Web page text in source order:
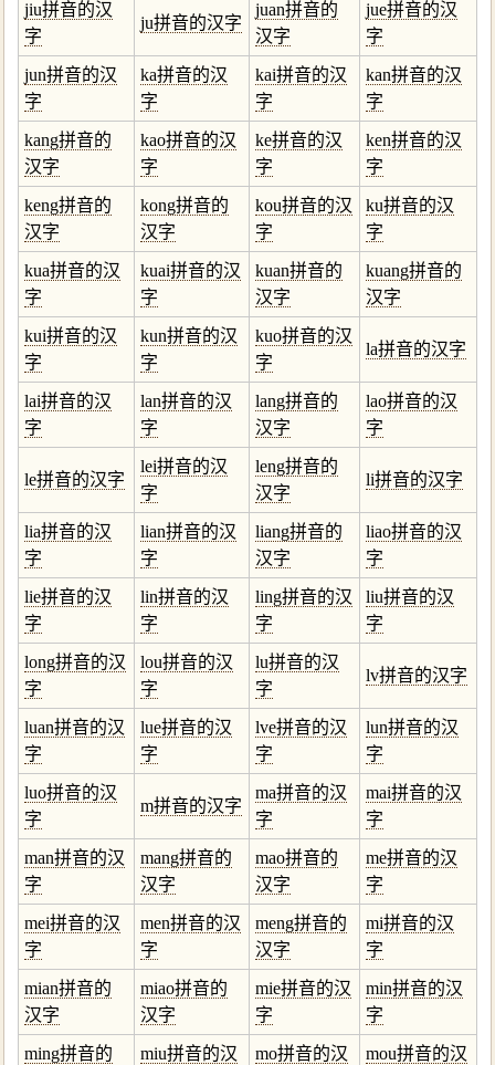
jiu拼音的汉
字
ju拼音的汉字
juan拼音的
汉字
jue拼音的汉
字
jun拼音的汉
字
ka拼音的汉
字
kai拼音的汉
字
kan拼音的汉
字
kang拼音的
汉字
kao拼音的汉
字
ke拼音的汉
字
ken拼音的汉
字
keng拼音的
汉字
kong拼音的
汉字
kou拼音的汉
字
ku拼音的汉
字
kua拼音的汉
字
kuai拼音的汉
字
kuan拼音的
汉字
kuang拼音的
汉字
kui拼音的汉
字
kun拼音的汉
字
kuo拼音的汉
字
la拼音的汉字
lai拼音的汉
字
lan拼音的汉
字
lang拼音的
汉字
lao拼音的汉
字
le拼音的汉字
lei拼音的汉
字
leng拼音的
汉字
li拼音的汉字
lia拼音的汉
字
lian拼音的汉
字
liang拼音的
汉字
liao拼音的汉
字
lie拼音的汉
字
lin拼音的汉
字
ling拼音的汉
字
liu拼音的汉
字
long拼音的汉
字
lou拼音的汉
字
lu拼音的汉
字
lv拼音的汉字
luan拼音的汉
字
lue拼音的汉
字
lve拼音的汉
字
lun拼音的汉
字
luo拼音的汉
字
m拼音的汉字
ma拼音的汉
字
mai拼音的汉
字
man拼音的汉
字
mang拼音的
汉字
mao拼音的
汉字
me拼音的汉
字
mei拼音的汉
字
men拼音的汉
字
meng拼音的
汉字
mi拼音的汉
字
mian拼音的
汉字
miao拼音的
汉字
mie拼音的汉
字
min拼音的汉
字
ming拼音的
miu拼音的汉
mo拼音的汉
mou拼音的汉